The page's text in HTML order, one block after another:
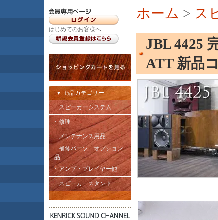
はじめてのお客様へ
▼ 商品カテゴリー
･ スピーカーシステム
･ 修理
･ メンテナンス用品
･ 補修パーツ・オプション
品
･ アンプ・プレイヤー他
･ スピーカースタンド
ホーム > ス
JBL 4425
ATT 新品